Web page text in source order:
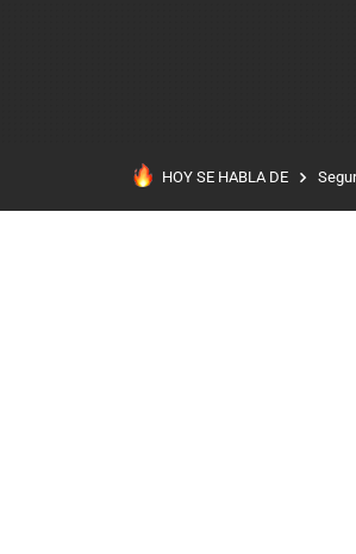
HOY SE HABLA DE